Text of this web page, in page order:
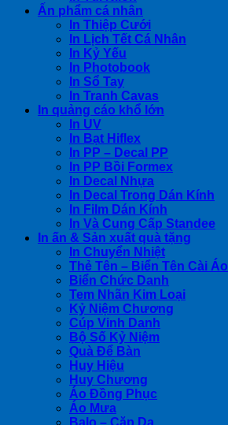
Ấn phẩm cá nhân
In Thiệp Cưới
In Lịch Tết Cá Nhân
In Kỷ Yếu
In Photobook
In Sổ Tay
In Tranh Cavas
In quảng cáo khổ lớn
In UV
In Bạt Hiflex
In PP – Decal PP
In PP Bồi Formex
In Decal Nhựa
In Decal Trong Dán Kính
In Film Dán Kính
In Và Cung Cấp Standee
In ấn & Sản xuất quà tặng
In Chuyển Nhiệt
Thẻ Tên – Biển Tên Cài Áo
Biển Chức Danh
Tem Nhãn Kim Loại
Kỷ Niệm Chương
Cúp Vinh Danh
Bộ Số Kỷ Niệm
Quà Để Bàn
Huy Hiệu
Huy Chương
Áo Đồng Phục
Áo Mưa